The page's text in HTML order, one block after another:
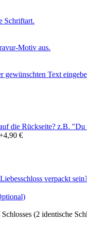
Schriftart.
Motiv aus.
gewünschten Text
die Rückseite? z.B.
4,90 €
verpackt
(2 identische